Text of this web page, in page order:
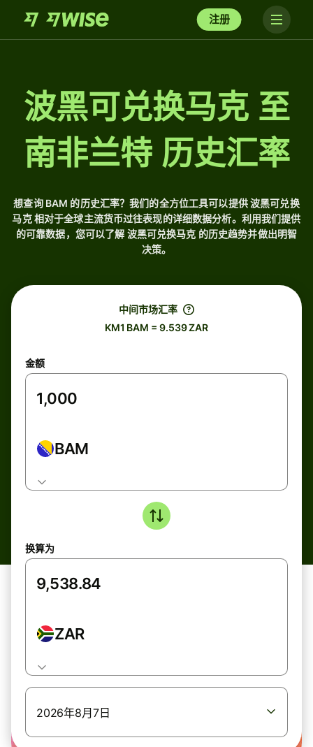
注册
波黑可兑换马克 至
南非兰特 历史汇率
想查询 BAM 的历史汇率？我们的全方位工具可以提供 波黑可兑换
马克 相对于全球主流货币过往表现的详细数据分析。利用我们提供
的可靠数据，您可以了解 波黑可兑换马克 的历史趋势并做出明智
决策。
中间市场汇率
KM1 BAM = 9.539 ZAR
金额
BAM
换算为
ZAR
2026年8月7日